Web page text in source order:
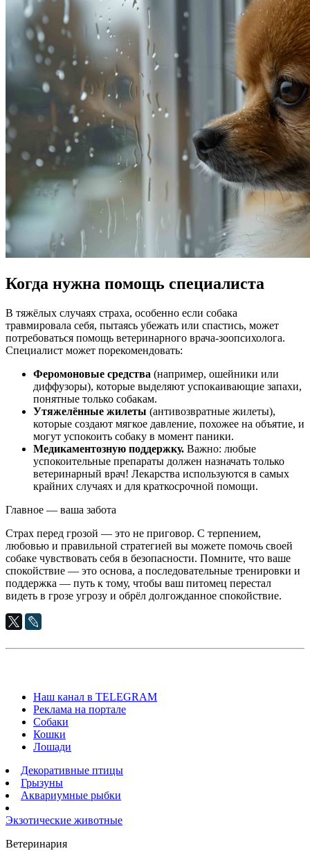
Когда нужна помощь специалиста
В тяжёлых случаях страха, особенно если собака
травмировала себя, пытаясь убежать или спастись, может
потребоваться помощь ветеринарного врача-зоопсихолога.
Специалист может порекомендовать:
Феромоновые средства (например, ошейники или
диффузоры), которые выделяют успокаивающие запахи,
понятные только собакам.
Утяжелённые жилеты (антивозвратные жилеты),
которые создают мягкое давление, похожее на объятие, и
могут успокоить собаку в момент паники.
Медикаментозную поддержку. Важно: любые
успокоительные препараты должен назначать только
ветеринарный врач! Лекарства используются в самых
крайних случаях и для краткосрочной помощи.
Главное — ваша забота
Страх перед грозой — это не приговор. С терпением,
любовью и правильной стратегией вы можете помочь своей
собаке чувствовать себя в безопасности. Помните, что ваше
спокойствие — это основа, а последовательные тренировки и
поддержка — путь к тому, чтобы ваш питомец перестал
видеть в грозе угрозу и обрёл долгожданное спокойствие.
Наш канал в TELEGRAM
Реклама на портале
Собаки
Кошки
Лошади
Декоративные птицы
Грызуны
Аквариумные рыбки
Экзотические животные
Ветеринария